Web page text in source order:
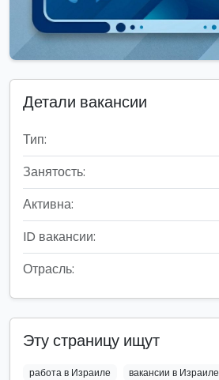
Детали вакансии
Тип:
Занятость:
Активна:
ID вакансии:
Отрасль:
Эту страницу ищут
работа в Израиле
вакансии в Израиле